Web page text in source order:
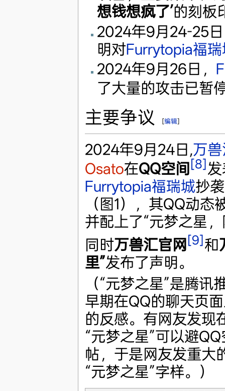
想钱想疯了’的刻板
2024年9月24-25
明对Furrytopia福
2024年9月26日，
了大量的攻击已暂
主要争议 [编辑]
2024年9月24日,万
Osato在QQ空间 [8]
Furrytopia福瑞城抄袭
（图1），其QQ动
并配上了“元梦之星
同时万兽汇官网 [9] 和
里”发布了声明。
（“元梦之星”是腾
早期在QQ的聊天页
的反感。有网友发现
“元梦之星”可以避
帖，于是网友发重大
“元梦之星”字样。）